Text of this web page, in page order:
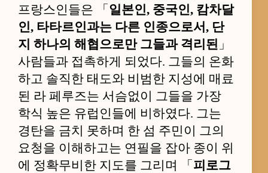
프랑스인들은 「 일본인, 중국인, 캄차달
인, 타타르인과는 다른 인종으로서, 단
지 하나의 해협으로만 그들과 격리된 」
사람들과 접촉하게 되었다. 그들의 온화
하고 솔직한 태도와 비범한 지성에 매료
된 라 페루즈는 서슴없이 그들을 가장
학식 높은 유럽인들에 비하였다. 그는
경탄을 금치 못하며 한 섬 주민이 그의
요청을 이해하고는 연필을 잡아 종이 위
에 정확무비한 지도를 그리며 「 피로그